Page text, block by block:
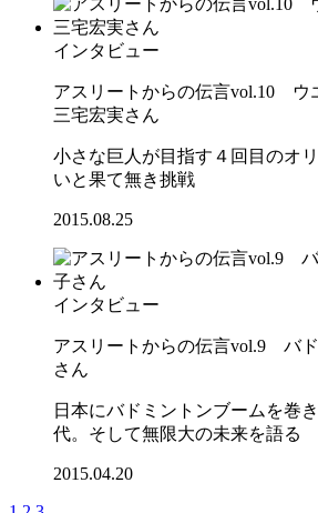
インタビュー
アスリートからの伝言vol.10 ウ
三宅宏実さん
小さな巨人が目指す４回目のオ
いと果て無き挑戦
2015.08.25
インタビュー
アスリートからの伝言vol.9 バ
さん
日本にバドミントンブームを巻
代。そして無限大の未来を語る
2015.04.20